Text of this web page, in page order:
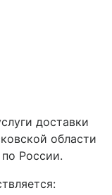
доставки
области
России.